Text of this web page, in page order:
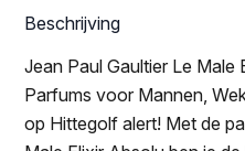
Beschrijving
Jean Paul Gaultier Le Male
Parfums voor Mannen,
op Hittegolf alert! Met de